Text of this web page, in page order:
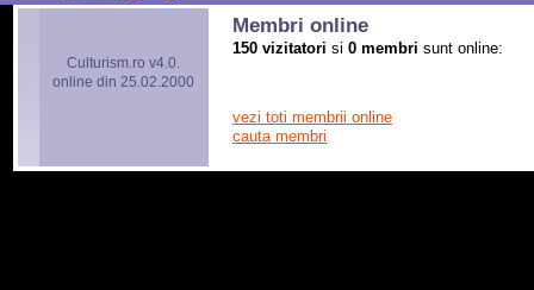
Culturism.ro v4.0.
online din 25.02.2000
Membri online
150 vizitatori si 0 membri sunt online:
vezi toti membrii online
cauta membri